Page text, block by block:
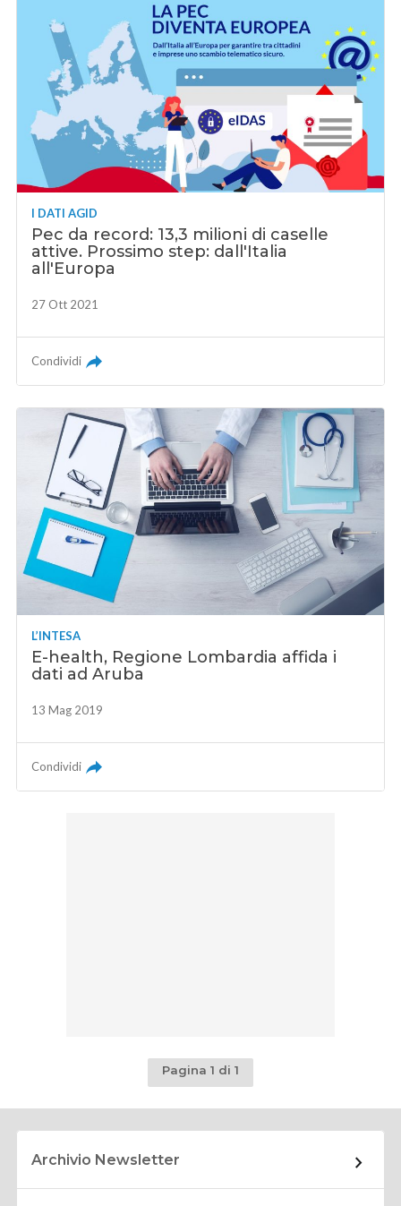
I DATI AGID
Pec da record: 13,3 milioni di caselle
attive. Prossimo step: dall'Italia
all'Europa
27 Ott 2021
Condividi
L’INTESA
E-health, Regione Lombardia affida i
dati ad Aruba
13 Mag 2019
Condividi
Pagina 1 di 1
Archivio Newsletter